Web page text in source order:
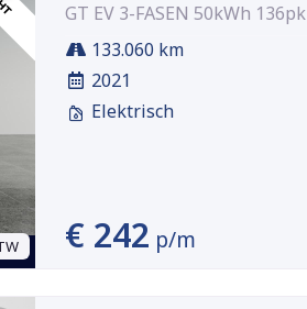
GT EV 3-FASEN 50kWh 136pk
133.060 km
2021
Elektrisch
€ 242 p/m